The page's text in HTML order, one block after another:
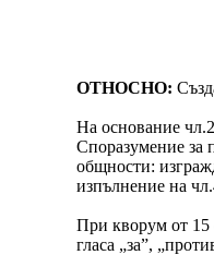
ОТНОСНО:
На основание
Споразумение за
общности:
изпълнение на
При кворум от 15
гласа „за”,